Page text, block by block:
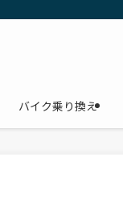
バイク乗り換え